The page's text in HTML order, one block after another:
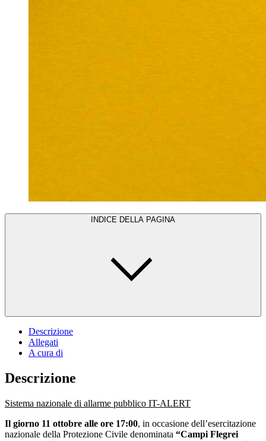
INDICE DELLA PAGINA
Descrizione
Allegati
A cura di
Descrizione
Sistema nazionale di allarme pubblico IT-ALERT
Il giorno 11 ottobre alle ore 17:00, in occasione dell’esercitazione
nazionale della Protezione Civile denominata “Campi Flegrei